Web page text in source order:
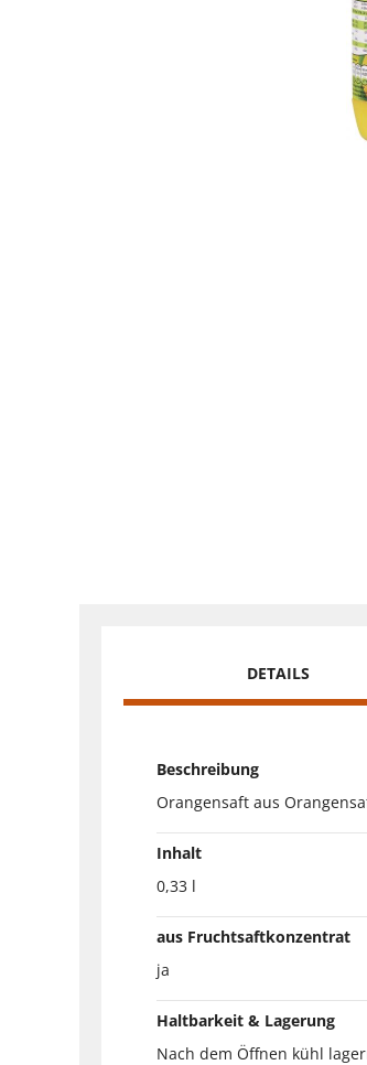
DETAILS
Beschreibung
Orangensaft aus
Inhalt
0,33 l
aus Fruchtsaftkonzentrat
ja
Haltbarkeit & Lagerung
Nach dem Öffnen kühl